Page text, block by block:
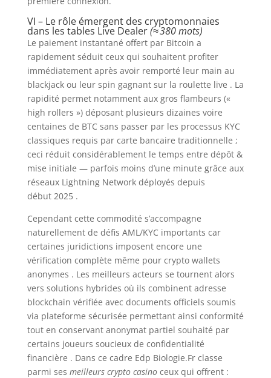
VI – Le rôle émergent des cryptomonnaies
dans les tables Live Dealer(≈ 380 mots)
Le paiement instantané offert par Bitcoin a
rapidement séduit ceux qui souhaitent profiter
immédiatement après avoir remporté leur main au
blackjack ou leur spin gagnant sur la roulette live . La
rapidité permet notamment aux gros flambeurs («
high rollers ») déposant plusieurs dizaines voire
centaines de BTC sans passer par les processus KYC
classiques requis par carte bancaire traditionnelle ;
ceci réduit considérablement le temps entre dépôt &
mise initiale — parfois moins d’une minute grâce aux
réseaux Lightning Network déployés depuis
début 2025 .
Cependant cette commodité s’accompagne
naturellement de défis AML/KYC importants car
certaines juridictions imposent encore une
vérification complète même pour crypto wallets
anonymes . Les meilleurs acteurs se tournent alors
vers solutions hybrides où ils combinent adresse
blockchain vérifiée avec documents officiels soumis
via plateforme sécurisée permettant ainsi conformité
tout en conservant anonymat partiel souhaité par
certains joueurs soucieux de confidentialité
financière . Dans ce cadre Edp Biologie.Fr classe
parmi ses meilleurs crypto casinoceux qui offrent :